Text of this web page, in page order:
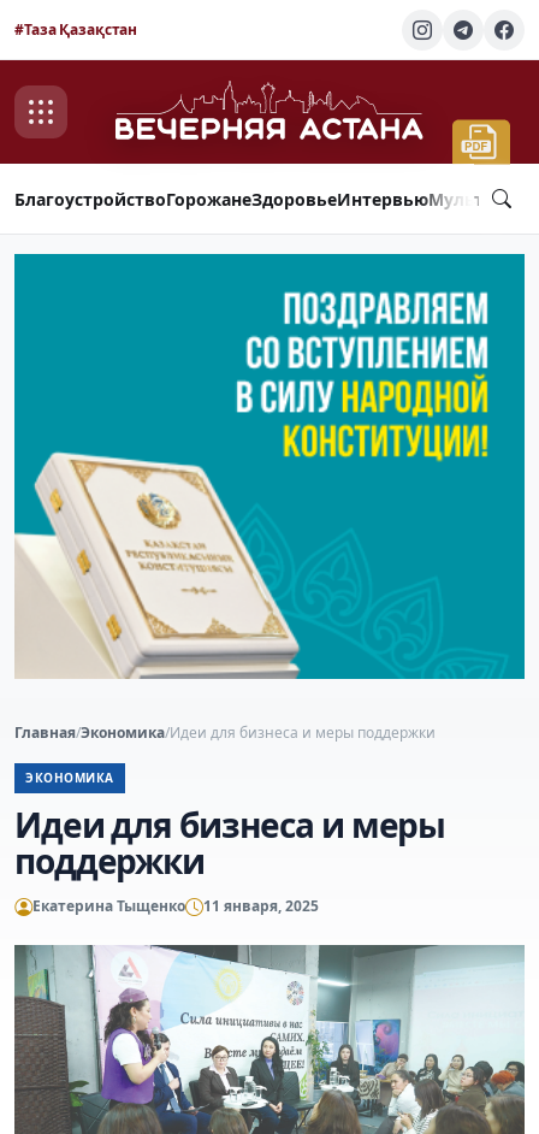
#Таза Қазақстан
БлагоустройствоГорожанеЗдоровьеИнтервью
Главная/Экономика/Идеи для бизнеса и меры поддержки
ЭКОНОМИКА
Идеи для бизнеса и меры
поддержки
Екатерина Тыщенко 11 января, 2025